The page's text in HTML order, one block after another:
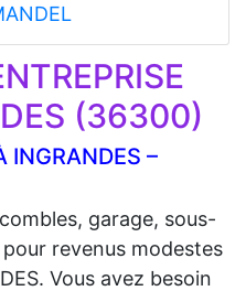
(36300)
INGRANDES –
garage, sous-
revenus modestes
Vous avez besoin